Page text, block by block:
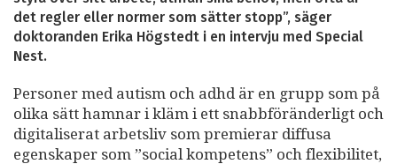
det regler eller normer som sätter stopp”, säger
doktoranden Erika Högstedt i en intervju med Special
Nest.
Personer med autism och adhd är en grupp som på
olika sätt hamnar i kläm i ett snabbföränderligt och
digitaliserat arbetsliv som premierar diffusa
egenskaper som ”social kompetens” och flexibilitet,